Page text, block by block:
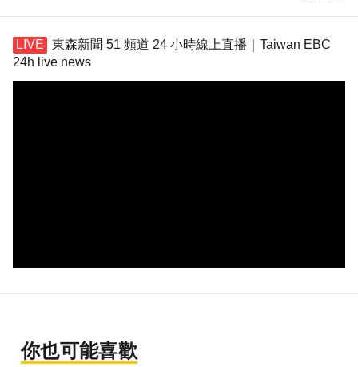
東森新聞 51 頻道 24 小時線上直播｜Taiwan EBC
24h live news
你也可能喜歡